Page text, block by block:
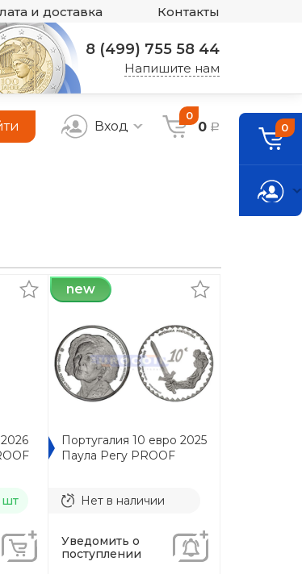
и доставка Контакты
8 (499) 755 58 44
Напишите нам
Вход
0
0 a
шт
new
Португалия 10 евро 2025
Паула Регу PROOF
Нет в наличии
Уведомить о
поступлении
0